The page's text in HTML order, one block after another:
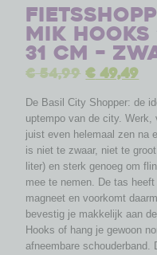
MIK Hooks
31 cm –
€54,99 €49,49
De Basil City Shopper: de
uptempo van de city.
juist even helemaal zen na
is niet te zwaar, niet te
liter) en sterk genoeg om
mee te nemen. De tas
magneet en voorkomt
bevestig je makkelijk aan
Hooks of hang je gewoon
afneembare schouderband.